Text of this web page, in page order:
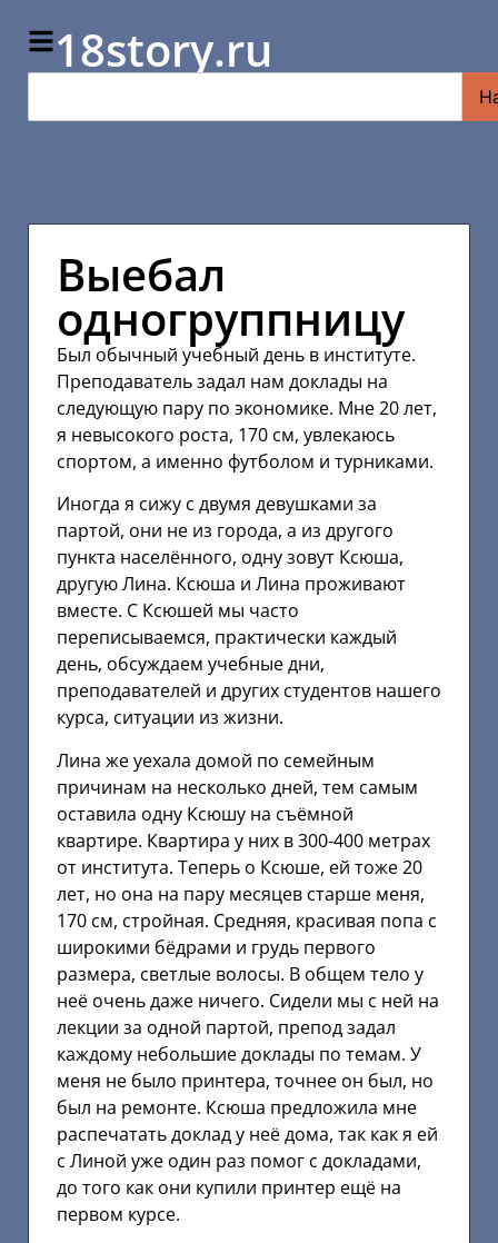
18story.ru
Выебал
одногруппницу
Был обычный учебный день в институте.
Преподаватель задал нам доклады на
следующую пару по экономике. Мне 20 лет,
я невысокого роста, 170 см, увлекаюсь
спортом, а именно футболом и турниками.
Иногда я сижу с двумя девушками за
партой, они не из города, а из другого
пункта населённого, одну зовут Ксюша,
другую Лина. Ксюша и Лина проживают
вместе. С Ксюшей мы часто
переписываемся, практически каждый
день, обсуждаем учебные дни,
преподавателей и других студентов нашего
курса, ситуации из жизни.
Лина же уехала домой по семейным
причинам на несколько дней, тем самым
оставила одну Ксюшу на съёмной
квартире. Квартира у них в 300-400 метрах
от института. Теперь о Ксюше, ей тоже 20
лет, но она на пару месяцев старше меня,
170 см, стройная. Средняя, красивая попа с
широкими бёдрами и грудь первого
размера, светлые волосы. В общем тело у
неё очень даже ничего. Сидели мы с ней на
лекции за одной партой, препод задал
каждому небольшие доклады по темам. У
меня не было принтера, точнее он был, но
был на ремонте. Ксюша предложила мне
распечатать доклад у неё дома, так как я ей
с Линой уже один раз помог с докладами,
до того как они купили принтер ещё на
первом курсе.